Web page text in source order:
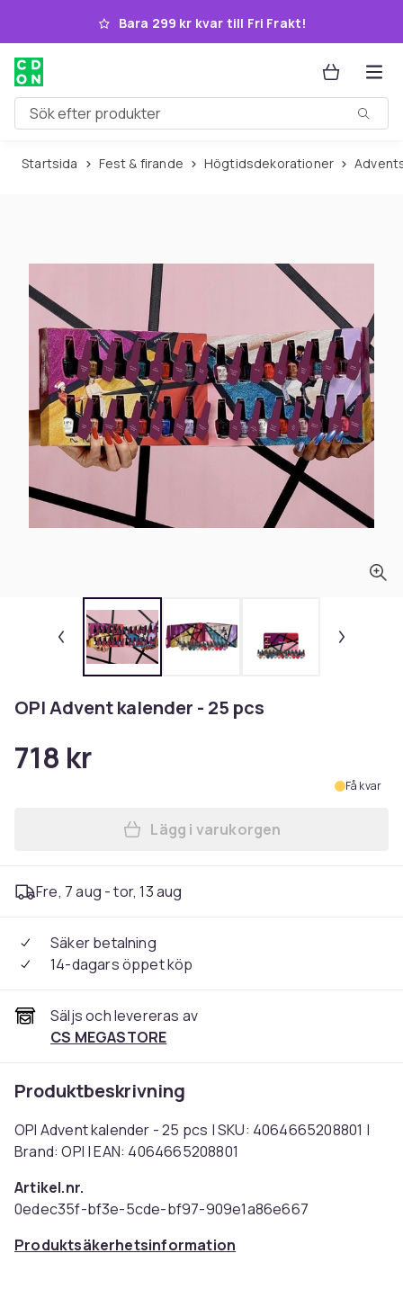
Hoppa till huvudinnehållet
Bara 299 kr kvar till Fri Frakt!
Sök efter produkter
Startsida Fest & firande Högtidsdekorationer
OPI Advent kalender - 25 pcs
718 kr
Få kvar
Lägg till OPI Advent
Lägg i varukorgen
Fre, 7 aug - tor, 13 aug
Säker betalning
14-dagars öppet köp
Säljs och levereras av
CS MEGASTORE
Produktbeskrivning
OPI Advent kalender - 25 pcs | SKU: 4064665208801 |
Brand: OPI | EAN: 4064665208801
Artikel.nr.
0edec35f-bf3e-5cde-bf97-909e1a86e667
Produktsäkerhetsinformation